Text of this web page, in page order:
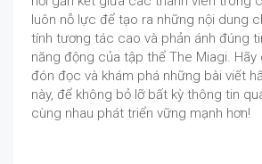
luôn nỗ lực để tạo ra những nội dung
tính tương tác cao và phản ánh đúng
năng động của tập thể The Miagi.
đón đọc và khám phá những bài viết
này, để không bỏ lỡ bất kỳ thông tin
cùng nhau phát triển vững mạnh hơn!